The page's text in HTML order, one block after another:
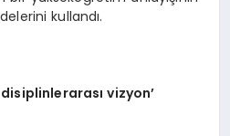
kullandı.
vizyon’